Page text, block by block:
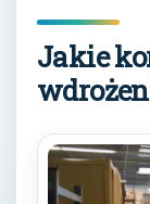
Jakie